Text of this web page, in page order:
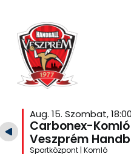
Aug. 15. Szombat, 18:00
Carbonex-Komló
Veszprém
Sportközpont | Komló